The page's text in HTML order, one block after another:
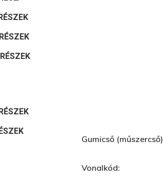
ESC to close
Gumicső (műszercső)
Vonalkód: